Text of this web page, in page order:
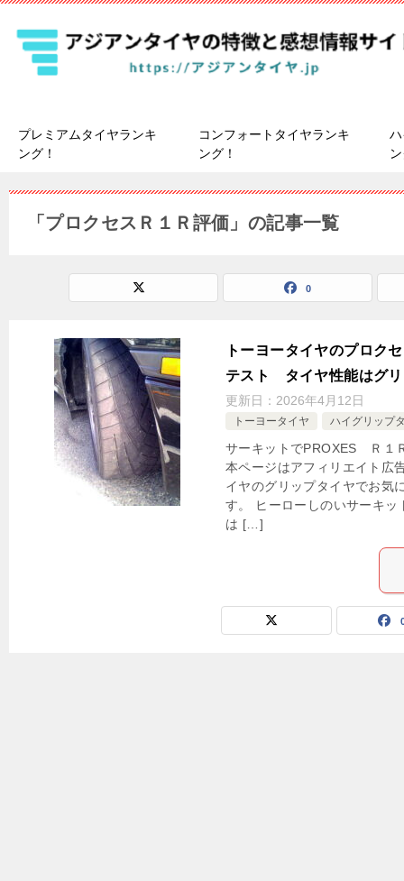
プレミアムタイヤランキ
ング！
コンフォートタイヤランキ
ング！
「プロクセスＲ１Ｒ評価」の記事一覧
0
トーヨータイヤのプロク
テスト タイヤ性能はグ
更新日： 2026年4月12日
トーヨータイヤ ハイグリップ
サーキットでPROXES Ｒ１
本ページはアフィリエイト広
イヤのグリップタイヤでお気
す。 ヒーローしのいサーキ
は […]